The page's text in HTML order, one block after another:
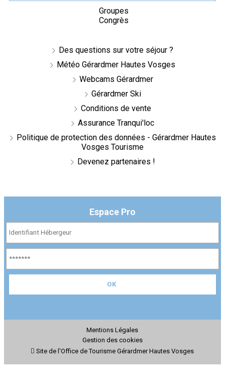
Groupes
Congrès
Des questions sur votre séjour ?
Météo Gérardmer Hautes Vosges
Webcams Gérardmer
Gérardmer Ski
Conditions de vente
Assurance Tranqui'loc
Politique de protection des données - Gérardmer Hautes
Vosges Tourisme
Devenez partenaires !
Espace Pro
Mentions Légales
Gestion des cookies
Site de l'Office de Tourisme Gérardmer Hautes Vosges